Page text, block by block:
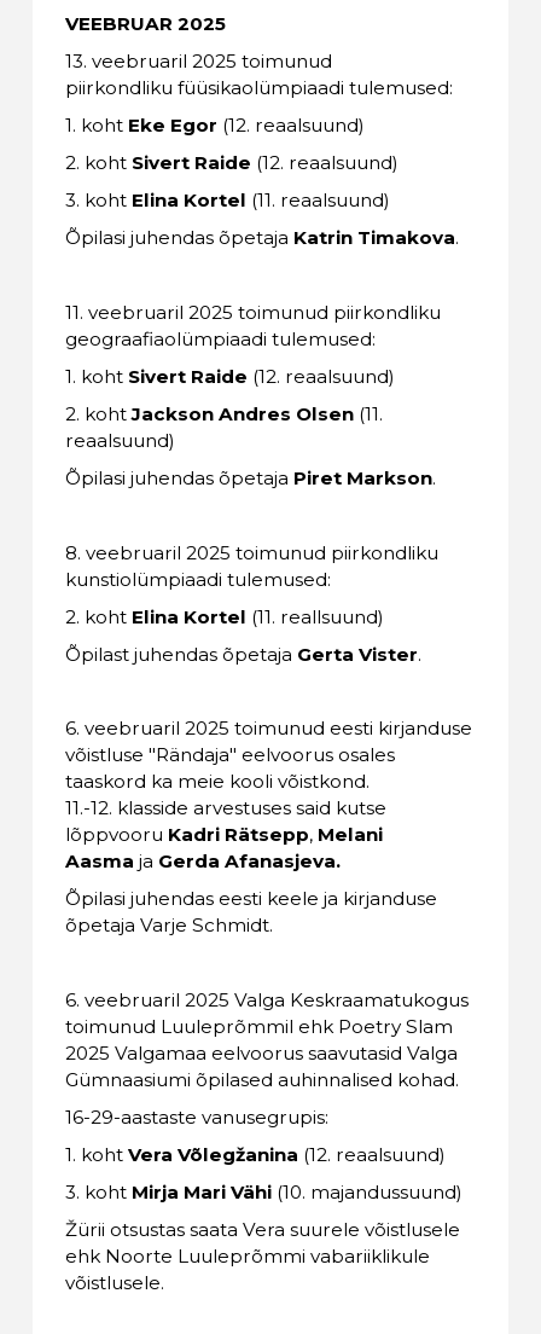
VEEBRUAR 2025
13. veebruaril 2025 toimunud
piirkondliku füüsikaolümpiaadi tulemused:
1. koht Eke Egor (12. reaalsuund)
2. koht Sivert Raide (12. reaalsuund)
3. koht Elina Kortel (11. reaalsuund)
Õpilasi juhendas õpetaja Katrin Timakova.
11. veebruaril 2025 toimunud piirkondliku
geograafiaolümpiaadi tulemused:
1. koht Sivert Raide (12. reaalsuund)
2. kohtJackson Andres Olsen(11.
reaalsuund)
Õpilasi juhendas õpetaja Piret Markson.
8. veebruaril 2025 toimunud piirkondliku
kunstiolümpiaadi tulemused:
2. koht Elina Kortel (11. reallsuund)
Õpilast juhendas õpetaja Gerta Vister.
6. veebruaril 2025 toimunud eesti kirjanduse
võistluse "Rändaja" eelvoorus osales
taaskord ka meie kooli võistkond.
11.-12. klasside arvestuses said kutse
lõppvooru Kadri Rätsepp, Melani
Aasma ja Gerda Afanasjeva.
Õpilasi juhendas eesti keele ja kirjanduse
õpetaja Varje Schmidt.
6. veebruaril 2025 Valga Keskraamatukogus
toimunud Luuleprõmmil ehk Poetry Slam
2025 Valgamaa eelvoorus saavutasid Valga
Gümnaasiumi õpilased auhinnalised kohad.
16-29-aastaste vanusegrupis:
1. koht Vera Võlegžanina (12. reaalsuund)
3. koht Mirja Mari Vähi (10. majandussuund)
Žürii otsustas saata Vera suurele võistlusele
ehk Noorte Luuleprõmmi vabariiklikule
võistlusele.